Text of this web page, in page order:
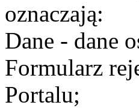
oznaczają:
Dane - dane
Formularz
Portalu;